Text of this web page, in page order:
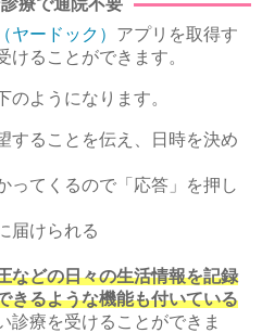
ヤードック） アプリを取得す
けることができます。
のようになります。
することを伝え、日時を決め
ってくるので「応答」を押し
届けられる
などの日々の生活情報を記録
きるような機能も付いている
診療を受けることができま